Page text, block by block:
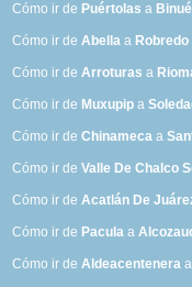
Cómo ir de Puértolas a Binué
Cómo ir deAbella a
Cómo ir deArroturas a
Cómo ir de Muxupip a
Cómo ir deChinameca a
Cómo ir deValle De Chalco
Cómo ir deAcatlán De
Cómo ir de Pacula a
Cómo ir deAldeacentenera